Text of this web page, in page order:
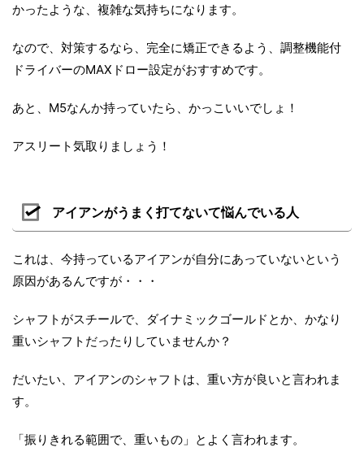
かったような、複雑な気持ちになります。
なので、対策するなら、完全に矯正できるよう、調整機能付
ドライバーのMAXドロー設定がおすすめです。
あと、M5なんか持っていたら、かっこいいでしょ！
アスリート気取りましょう！
アイアンがうまく打てないて悩んでいる人
これは、今持っているアイアンが自分にあっていないという
原因があるんですが・・・
シャフトがスチールで、ダイナミックゴールドとか、かなり
重いシャフトだったりしていませんか？
だいたい、アイアンのシャフトは、重い方が良いと言われま
す。
「振りきれる範囲で、重いもの」とよく言われます。